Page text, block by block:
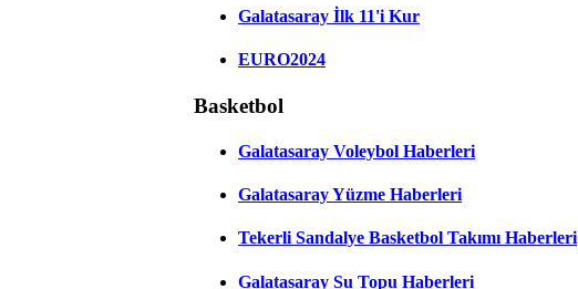
Galatasaray İlk 11'i Kur
EURO2024
Basketbol
Galatasaray Voleybol Haberleri
Galatasaray Yüzme Haberleri
Tekerli Sandalye Basketbol Takımı Haberleri
Galatasaray Su Topu Haberleri